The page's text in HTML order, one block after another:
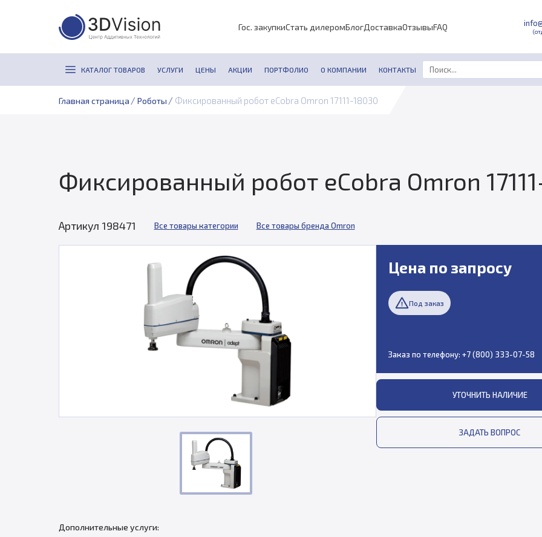
Гос. закупкиСтать дилеромБлогДоставкаОтзывыFAQ
КАТАЛОГ ТОВАРОВ УСЛУГИ ЦЕНЫ АКЦИИ ПОРТФОЛИО О КОМПАНИИ КОНТАКТЫ
Главная страница / Роботы / Фиксированный робот eCobra Omron 17111-18030
Фиксированный робот eCobra Omron
Артикул 198471 Все товары категории Все товары бренда Omron
Цена по запросу
Под заказ
Заказ по телефону: +7 (800) 333-07-58
УТОЧНИТЬ НАЛИЧИЕ
ЗАДАТЬ ВОПРОС
Дополнительные услуги: